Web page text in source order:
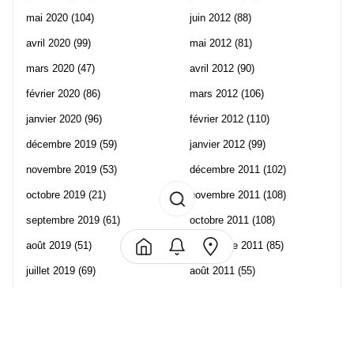
mai 2020 (104)
avril 2020 (99)
mars 2020 (47)
février 2020 (86)
janvier 2020 (96)
décembre 2019 (59)
novembre 2019 (53)
octobre 2019 (21)
septembre 2019 (61)
août 2019 (51)
juillet 2019 (69)
juin 2012 (88)
mai 2012 (81)
avril 2012 (90)
mars 2012 (106)
février 2012 (110)
janvier 2012 (99)
décembre 2011 (102)
novembre 2011 (108)
octobre 2011 (108)
septembre 2011 (85)
août 2011 (55)